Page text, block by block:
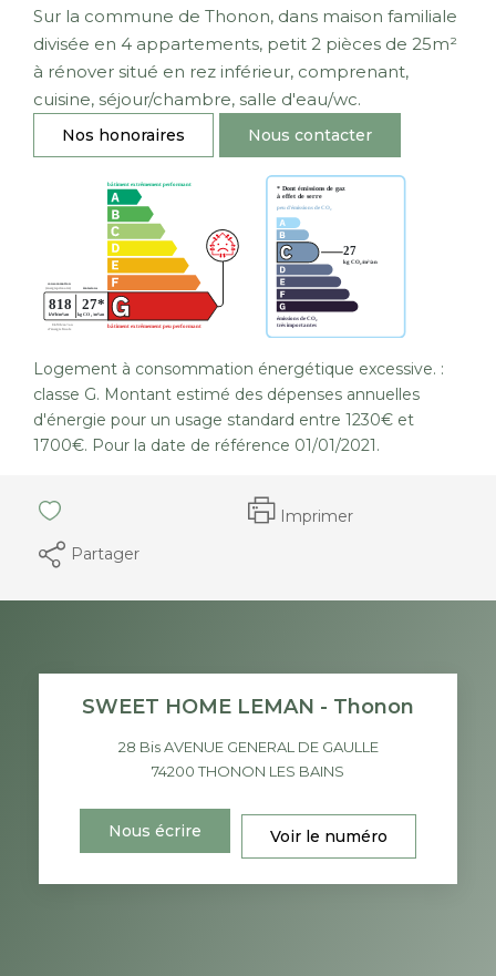
Sur la commune de Thonon, dans maison familiale
divisée en 4 appartements, petit 2 pièces de 25m²
à rénover situé en rez inférieur, comprenant,
cuisine, séjour/chambre, salle d'eau/wc.
Nos honoraires Nous contacter
Logement à consommation énergétique excessive. :
classe G. Montant estimé des dépenses annuelles
d'énergie pour un usage standard entre 1230€ et
1700€. Pour la date de référence 01/01/2021.
Imprimer
Partager
SWEET HOME LEMAN - Thonon
28 Bis AVENUE GENERAL DE GAULLE
74200THONON LES BAINS
Nous écrire Voir le numéro